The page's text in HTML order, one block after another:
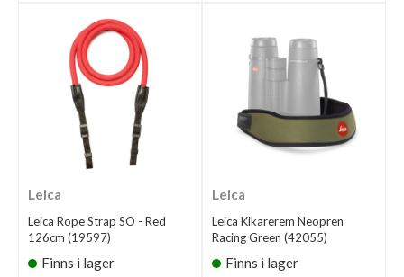
Leica
Leica Rope Strap SO - Red
126cm (19597)
Finns i lager
Leica
Leica Kikarerem Neopren
Racing Green (42055)
Finns i lager